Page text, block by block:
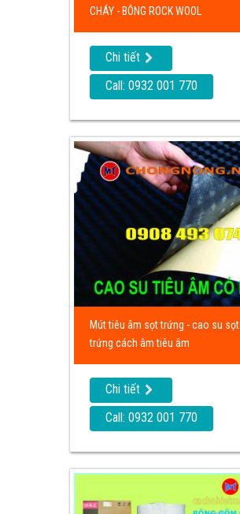
CHÁY - BÔNG ROCK WOOL
Chi tiết
Call: 0932 001 770
Mút tiêu âm sọt trứng - cao su sọt
trứng cách âm tiêu âm
Chi tiết
Call: 0932 001 770